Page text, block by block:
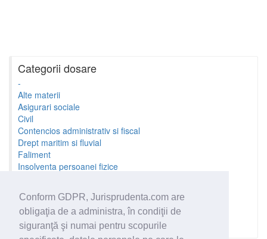
Conform GDPR, Jurisprudenta.com are
obligaţia de a administra, în condiţii de
siguranţă şi numai pentru scopurile
Categorii dosare
-
Alte materii
Asigurari sociale
Civil
Contencios administrativ si fiscal
Drept maritim si fluvial
Faliment
Insolventa persoanei fizice
Minori si familie
Penal
Proprietate Intelectuala